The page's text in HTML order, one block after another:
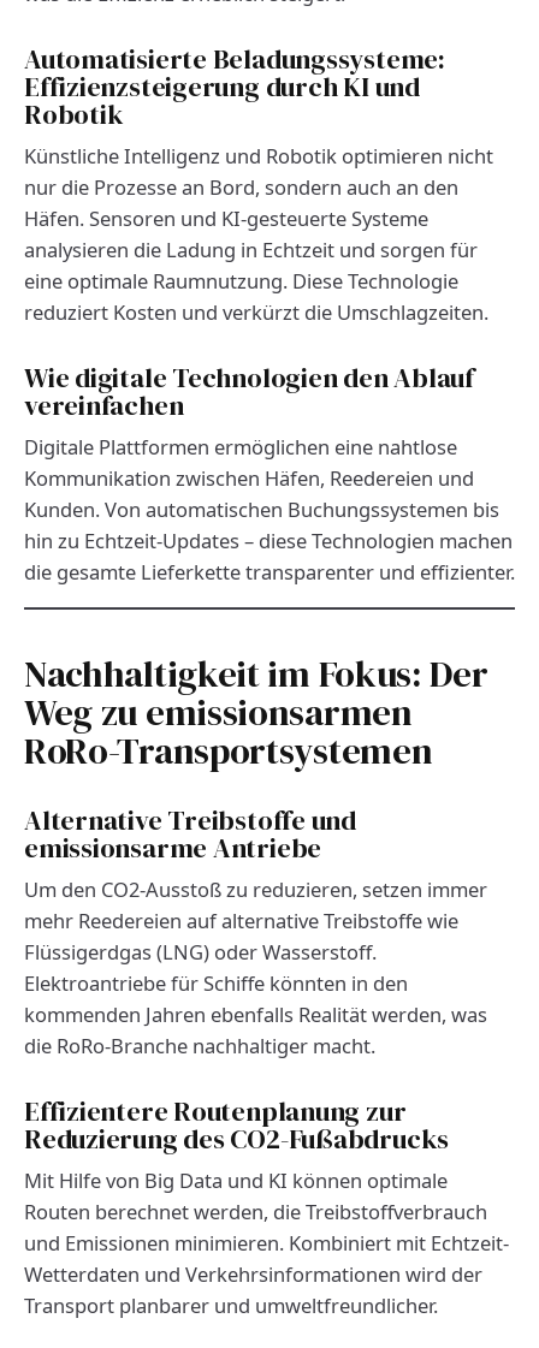
Automatisierte Beladungssysteme:
Effizienzsteigerung durch KI und
Robotik
Künstliche Intelligenz und Robotik optimieren nicht
nur die Prozesse an Bord, sondern auch an den
Häfen. Sensoren und KI-gesteuerte Systeme
analysieren die Ladung in Echtzeit und sorgen für
eine optimale Raumnutzung. Diese Technologie
reduziert Kosten und verkürzt die Umschlagzeiten.
Wie digitale Technologien den Ablauf
vereinfachen
Digitale Plattformen ermöglichen eine nahtlose
Kommunikation zwischen Häfen, Reedereien und
Kunden. Von automatischen Buchungssystemen bis
hin zu Echtzeit-Updates – diese Technologien machen
die gesamte Lieferkette transparenter und effizienter.
Nachhaltigkeit im Fokus: Der
Weg zu emissionsarmen
RoRo-Transportsystemen
Alternative Treibstoffe und
emissionsarme Antriebe
Um den CO2-Ausstoß zu reduzieren, setzen immer
mehr Reedereien auf alternative Treibstoffe wie
Flüssigerdgas (LNG) oder Wasserstoff.
Elektroantriebe für Schiffe könnten in den
kommenden Jahren ebenfalls Realität werden, was
die RoRo-Branche nachhaltiger macht.
Effizientere Routenplanung zur
Reduzierung des CO2-Fußabdrucks
Mit Hilfe von Big Data und KI können optimale
Routen berechnet werden, die Treibstoffverbrauch
und Emissionen minimieren. Kombiniert mit Echtzeit-
Wetterdaten und Verkehrsinformationen wird der
Transport planbarer und umweltfreundlicher.